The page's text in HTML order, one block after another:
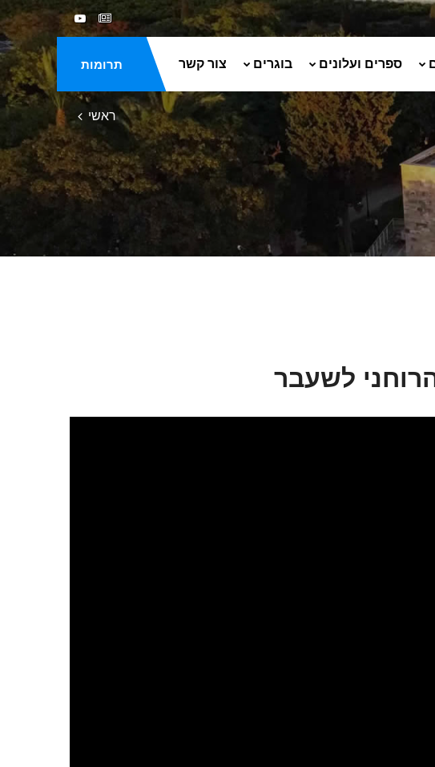
תרומות ספרים ועלונים בוגרים צור קשר
ראשי
לשעבר